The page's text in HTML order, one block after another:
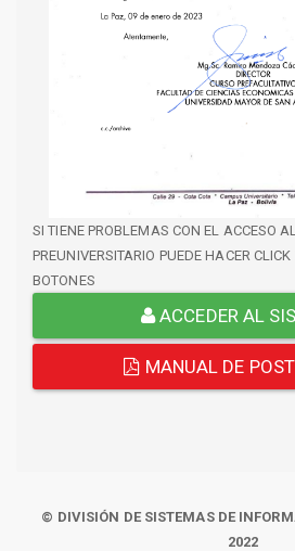
SI TIENE PROBLEMAS CON EL ACCESO
PREUNIVERSITARIO PUEDE HACER
BOTONES
ACCEDER AL
MANUAL DE
© DIVISIÓN DE SISTEMAS DE
2022